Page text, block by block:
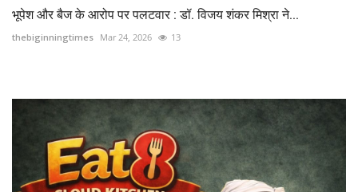
भूपेश और बैज के आरोप पर पलटवार : डॉ. विजय शंकर मिश्रा ने...
thebiginningtimes Mar 24, 2026 13